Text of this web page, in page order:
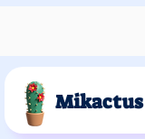
Mikactus